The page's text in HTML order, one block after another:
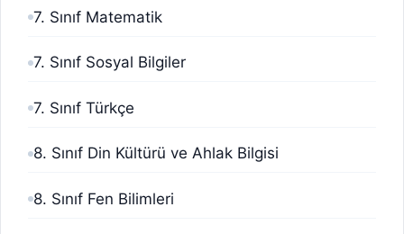
7. Sınıf Matematik
7. Sınıf Sosyal Bilgiler
7. Sınıf Türkçe
8. Sınıf Din Kültürü ve Ahlak Bilgisi
8. Sınıf Fen Bilimleri